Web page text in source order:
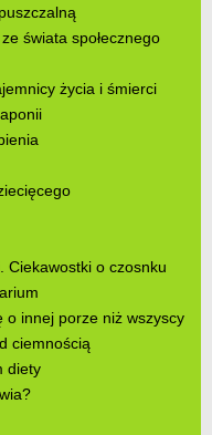
świata społecznego
życia i śmierci
Ciekawostki o czosnku
o innej porze niż wszyscy
ciemnością
diety